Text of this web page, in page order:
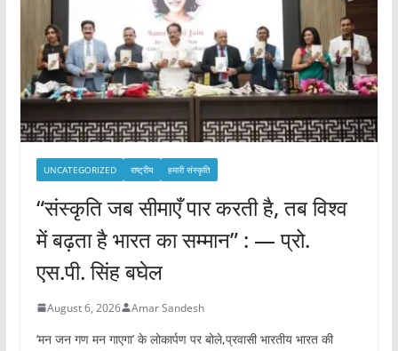
UNCATEGORIZED राष्ट्रीय हमारी संस्कृति
“संस्कृति जब सीमाएँ पार करती है, तब विश्व
में बढ़ता है भारत का सम्मान” : — प्रो.
एस.पी. सिंह बघेल
August 6, 2026 Amar Sandesh
‘मन जन गण मन गाएगा’ के लोकार्पण पर बोले,प्रवासी भारतीय भारत की